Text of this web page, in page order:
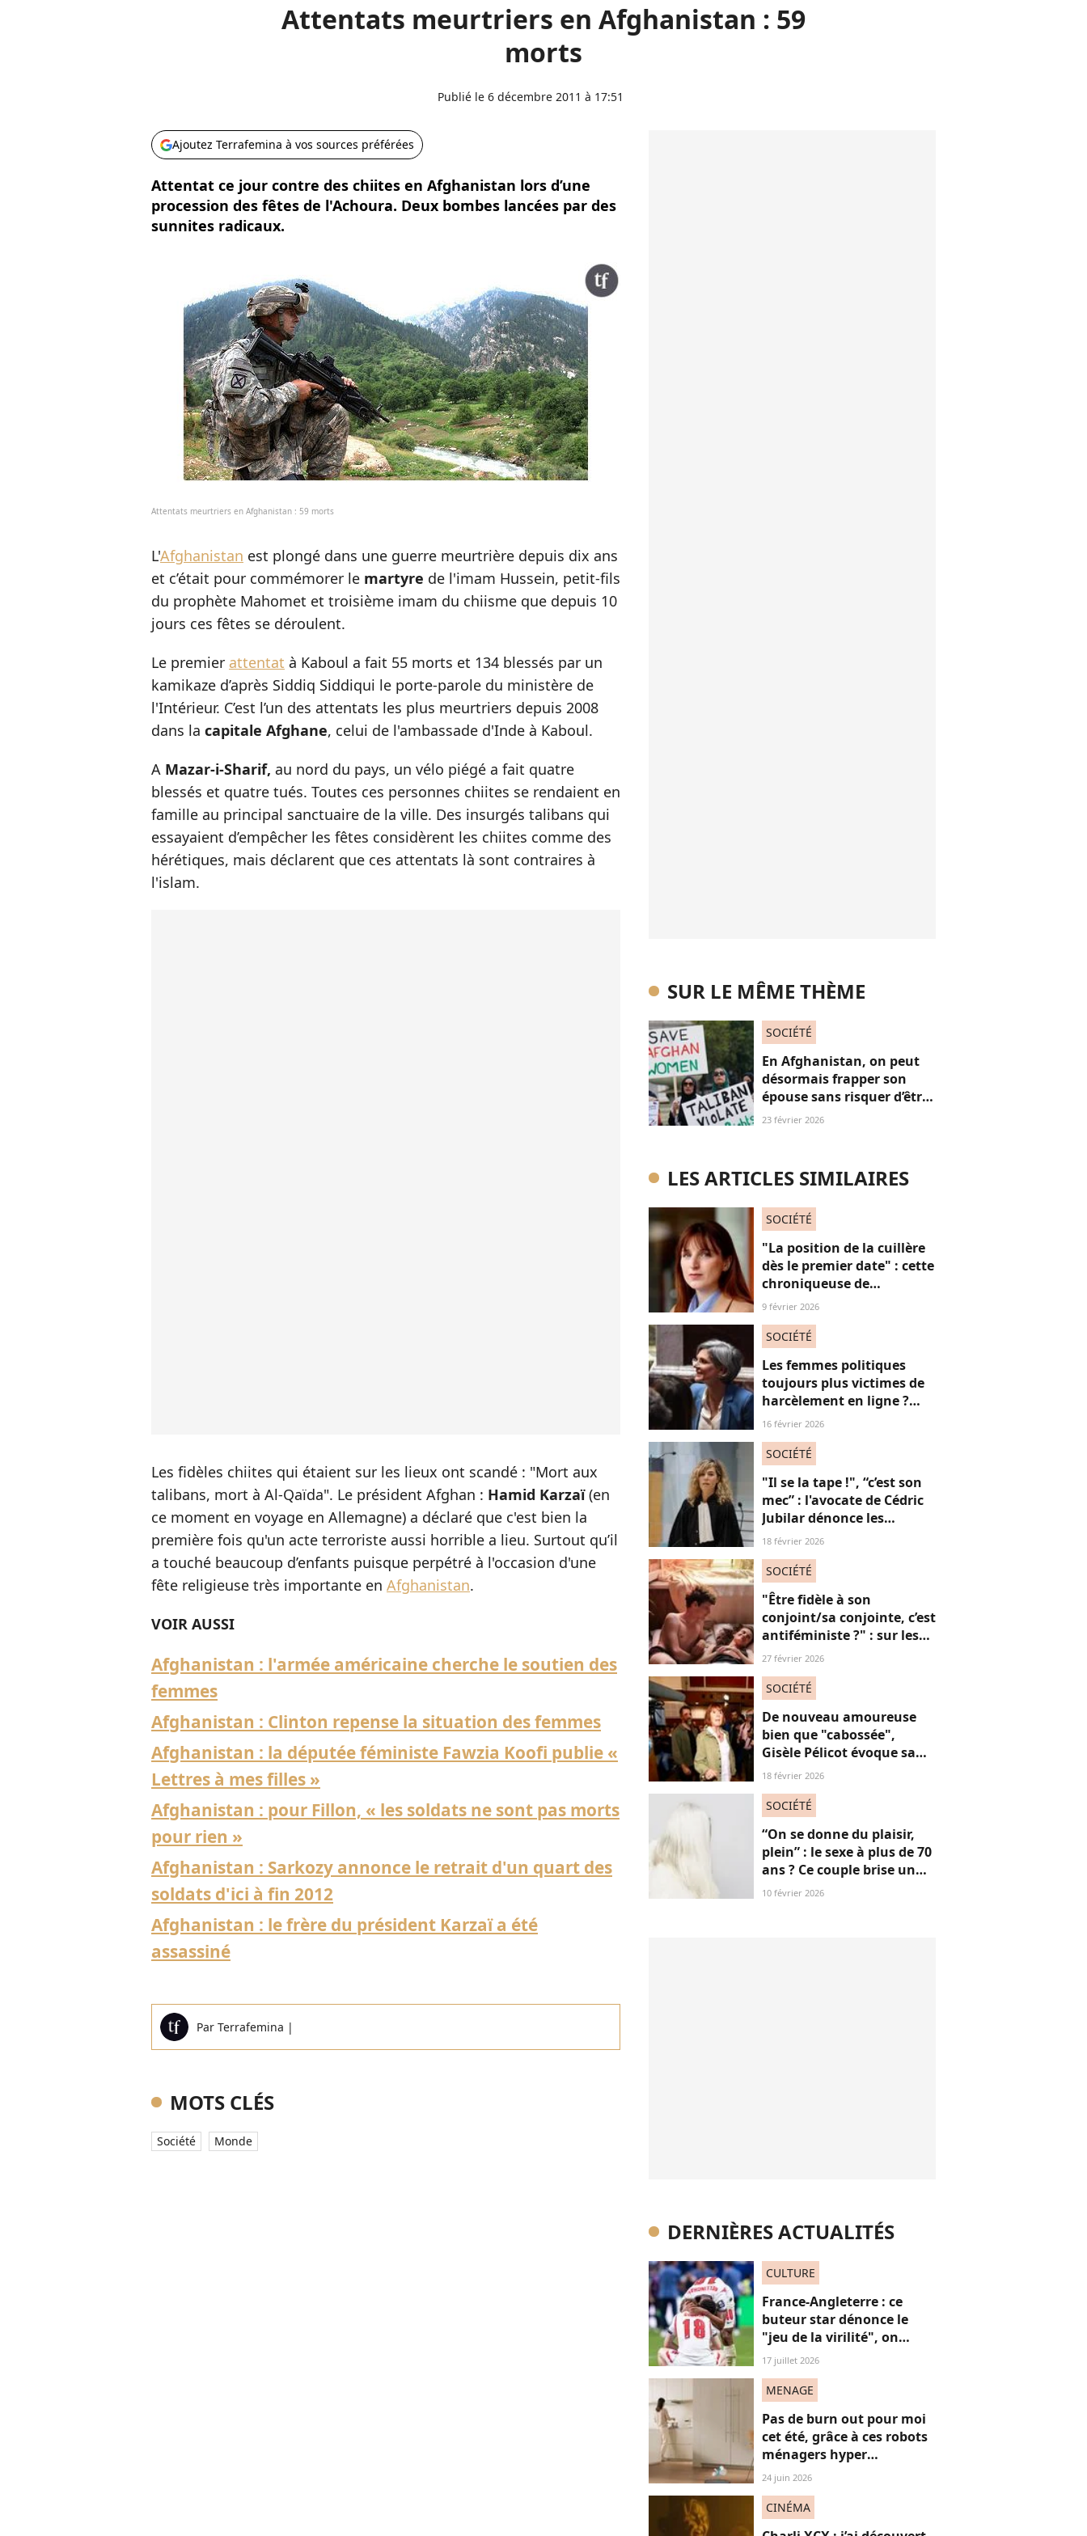
Attentats meurtriers en Afghanistan : 59
morts
Publié le 6 décembre 2011 à 17:51
Ajoutez Terrafemina à vos sources préférées
Attentat ce jour contre des chiites en Afghanistan lors d’une
procession des fêtes de l'Achoura. Deux bombes lancées par des
sunnites radicaux.
Attentats meurtriers en Afghanistan : 59 morts
L'Afghanistan est plongé dans une guerre meurtrière depuis dix ans
et c’était pour commémorer le martyre de l'imam Hussein, petit-fils
du prophète Mahomet et troisième imam du chiisme que depuis 10
jours ces fêtes se déroulent.
Le premier attentat à Kaboul a fait 55 morts et 134 blessés par un
kamikaze d’après Siddiq Siddiqui le porte-parole du ministère de
l'Intérieur. C’est l’un des attentats les plus meurtriers depuis 2008
dans la capitale Afghane, celui de l'ambassade d'Inde à Kaboul.
A Mazar-i-Sharif, au nord du pays, un vélo piégé a fait quatre
blessés et quatre tués. Toutes ces personnes chiites se rendaient en
famille au principal sanctuaire de la ville. Des insurgés talibans qui
essayaient d’empêcher les fêtes considèrent les chiites comme des
hérétiques, mais déclarent que ces attentats là sont contraires à
l'islam.
Les fidèles chiites qui étaient sur les lieux ont scandé : "Mort aux
talibans, mort à Al-Qaïda". Le président Afghan : Hamid Karzaï(en
ce moment en voyage en Allemagne) a déclaré que c'est bien la
première fois qu'un acte terroriste aussi horrible a lieu. Surtout qu’il
a touché beaucoup d’enfants puisque perpétré à l'occasion d'une
fête religieuse très importante en Afghanistan.
VOIR AUSSI
Afghanistan : l'armée américaine cherche le soutien des
femmes
Afghanistan : Clinton repense la situation des femmes
Afghanistan : la députée féministe Fawzia Koofi publie «
Lettres à mes filles »
Afghanistan : pour Fillon, « les soldats ne sont pas morts
pour rien »
Afghanistan : Sarkozy annonce le retrait d'un quart des
soldats d'ici à fin 2012
Afghanistan : le frère du président Karzaï a été
assassiné
Par Terrafemina |
MOTS CLÉS
Société Monde
SUR LE MÊME THÈME
SOCIÉTÉ
En Afghanistan, on peut
désormais frapper son
épouse sans risquer d’être
poursuivi : mais pourquoi
23 février 2026
LES ARTICLES SIMILAIRES
SOCIÉTÉ
"La position de la cuillère
dès le premier date" : cette
chroniqueuse de
Quotidien s'amuse de
absolument jubilatoire
9 février 2026
SOCIÉTÉ
Les femmes politiques
toujours plus victimes de
harcèlement en ligne ?
Une étude interroge ce
16 février 2026
SOCIÉTÉ
"Il se la tape !", “c’est son
mec” : l'avocate de Cédric
Jubilar dénonce les
réflexions misogynes
subissent toutes ses
consœurs
18 février 2026
SOCIÉTÉ
"Être fidèle à son
conjoint/sa conjointe, c’est
antiféministe ?" : sur les
réseaux sociaux, cette
27 février 2026
SOCIÉTÉ
De nouveau amoureuse
bien que "cabossée",
Gisèle Pélicot évoque sa
nouvelle vie avec
18 février 2026
SOCIÉTÉ
“On se donne du plaisir,
plein” : le sexe à plus de 70
ans ? Ce couple brise un
non-dit sur ces images
10 février 2026
DERNIÈRES ACTUALITÉS
CULTURE
France-Angleterre : ce
buteur star dénonce le
"jeu de la virilité", on
décrypte ses mots pas très
17 juillet 2026
MENAGE
Pas de burn out pour moi
cet été, grâce à ces robots
ménagers hyper
performants
24 juin 2026
CINÉMA